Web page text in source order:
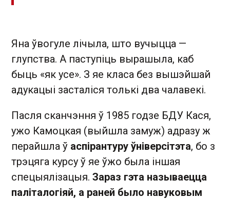
Яна ўвогуле лічыла, што вучыцца —
глупства. А паступіць вырашыла, каб
быць «як усе». З яе класа без вышэйшай
адукацыі засталіся толькі два чалавекі.
Пасля сканчэння ў 1985 годзе БДУ Кася,
ужо Камоцкая (выйшла замуж) адразу ж
перайшла ў аспірантуру ўніверсітэта, бо з
трэцяга курсу ў яе ўжо была іншая
спецыялізацыя. Зараз гэта называецца
паліталогіяй, а раней было навуковым